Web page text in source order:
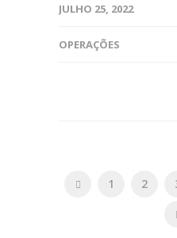
JULHO 25, 2022
OPERAÇÕES
1 2